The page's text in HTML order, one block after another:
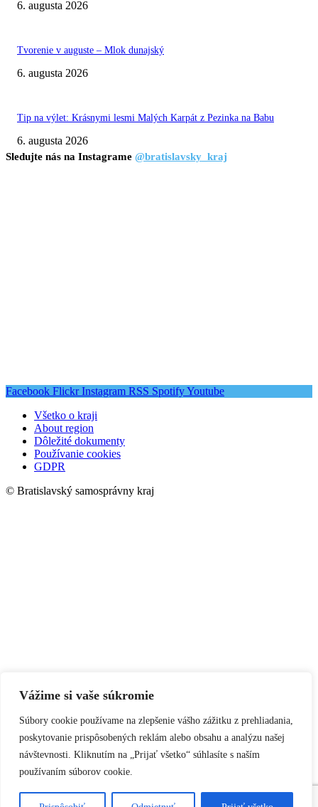
Vážime si vaše súkromie
Súbory cookie používame na zlepšenie vášho zážitku z prehliadania,
poskytovanie prispôsobených reklám alebo obsahu a analýzu našej
návštevnosti. Kliknutím na „Prijať všetko“ súhlasíte s naším
používaním súborov cookie.
6. augusta 2026
Tvorenie v auguste – Mlok dunajský
6. augusta 2026
Tip na výlet: Krásnymi lesmi Malých Karpát z Pezinka na Babu
6. augusta 2026
Sledujte nás na Instagrame @bratislavsky_kraj
Facebook Flickr Instagram RSS SpotifyYoutube
Všetko o kraji
About region
Dôležité dokumenty
Používanie cookies
GDPR
© Bratislavský samosprávny kraj